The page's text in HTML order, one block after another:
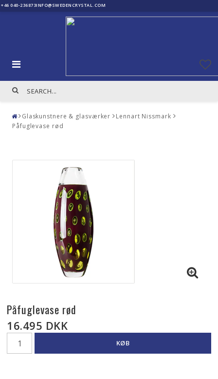
+46 040-236873INFO@SWEDENCRYSTAL.COM
Glaskunstnere & glasværker
Lennart Nissmark
Påfuglevase rød
Påfuglevase rød
16.495 DKK
KØB